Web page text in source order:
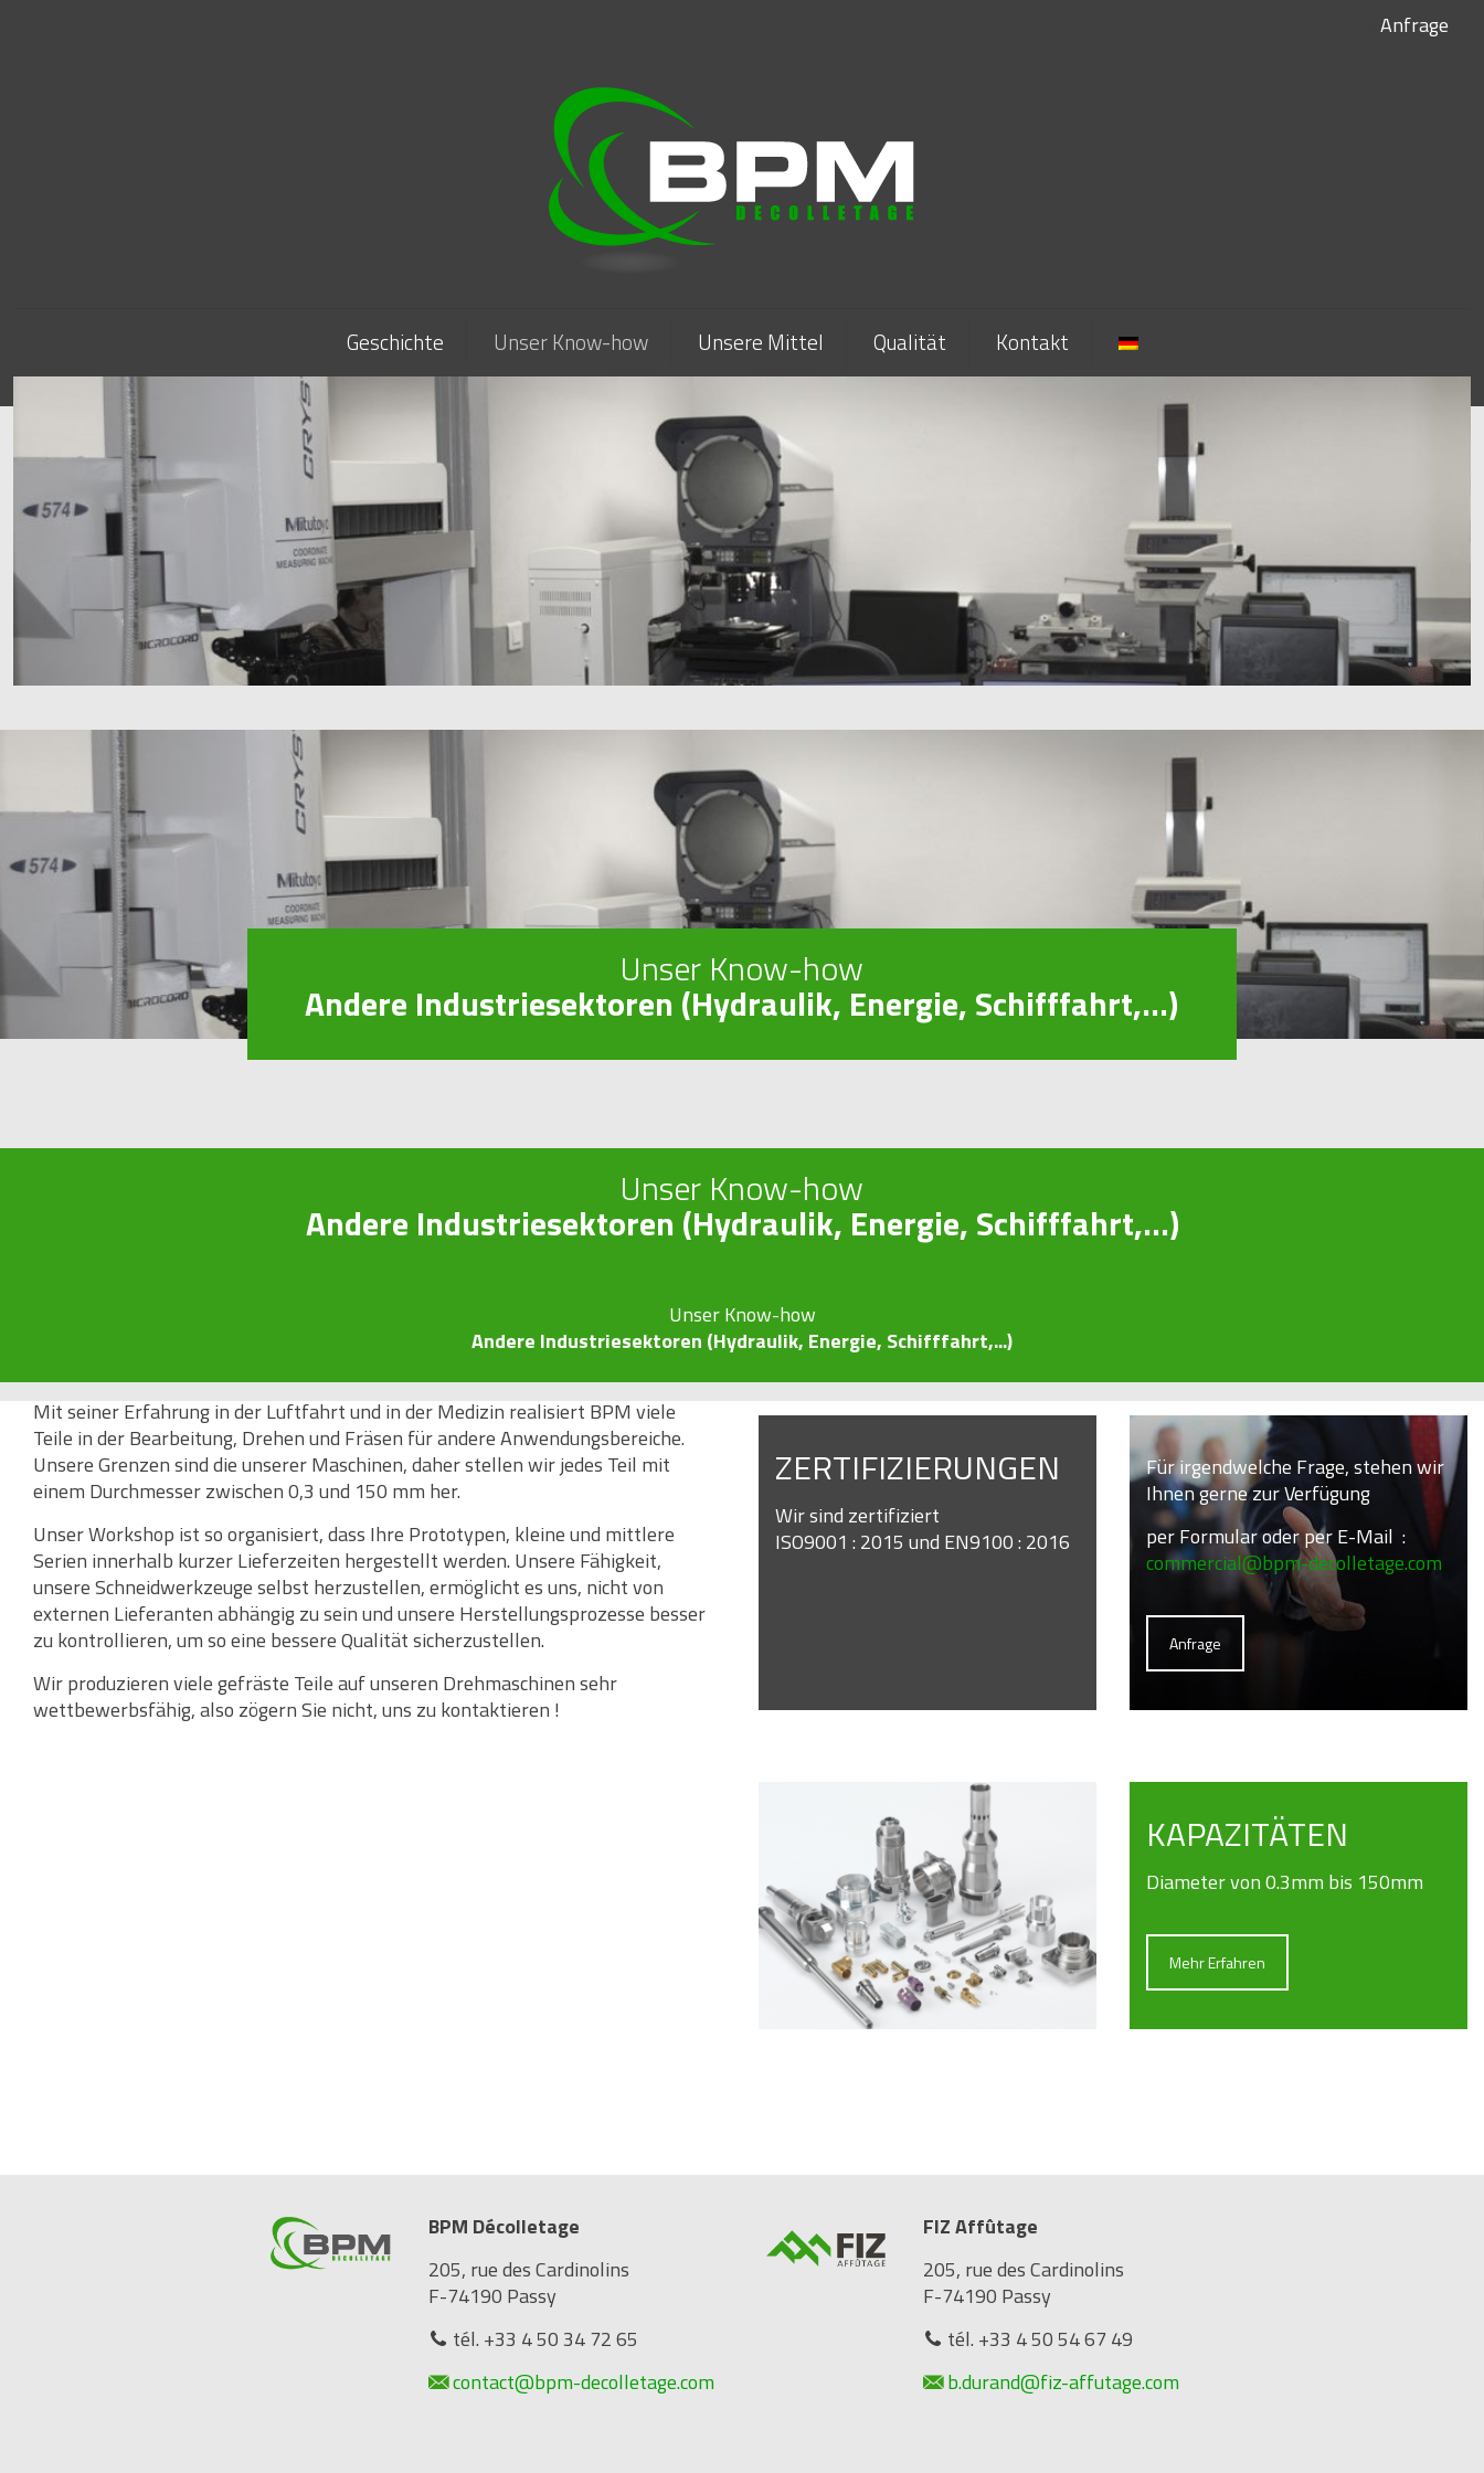
Anfrage
Geschichte Unser Know-how Unsere Mittel Qualität Kontakt
Unser Know-how
Andere Industriesektoren (Hydraulik, Energie, Schifffahrt,...)
Unser Know-how
Andere Industriesektoren (Hydraulik, Energie, Schifffahrt,...)
Unser Know-how
Andere Industriesektoren (Hydraulik, Energie, Schifffahrt,...)
Mit seiner Erfahrung in der Luftfahrt und in der Medizin realisiert BPM viele
Teile in der Bearbeitung, Drehen und Fräsen für andere Anwendungsbereiche.
Unsere Grenzen sind die unserer Maschinen, daher stellen wir jedes Teil mit
einem Durchmesser zwischen 0,3 und 150 mm her.
Unser Workshop ist so organisiert, dass Ihre Prototypen, kleine und mittlere
Serien innerhalb kurzer Lieferzeiten hergestellt werden. Unsere Fähigkeit,
unsere Schneidwerkzeuge selbst herzustellen, ermöglicht es uns, nicht von
externen Lieferanten abhängig zu sein und unsere Herstellungsprozesse besser
zu kontrollieren, um so eine bessere Qualität sicherzustellen.
Wir produzieren viele gefräste Teile auf unseren Drehmaschinen sehr
wettbewerbsfähig, also zögern Sie nicht, uns zu kontaktieren !
ZERTIFIZIERUNGEN
Wir sind zertifiziert
ISO9001 : 2015 und EN9100 : 2016
Für irgendwelche Frage, stehen wir
Ihnen gerne zur Verfügung
per Formular oder per E-Mail :
commercial@bpm-decolletage.com
Anfrage
KAPAZITÄTEN
Diameter von 0.3mm bis 150mm
Mehr Erfahren
BPM Décolletage
205, rue des Cardinolins
F-74190 Passy
tél. +33 4 50 34 72 65
contact@bpm-decolletage.com
FIZ Affûtage
205, rue des Cardinolins
F-74190 Passy
tél. +33 4 50 54 67 49
b.durand@fiz-affutage.com